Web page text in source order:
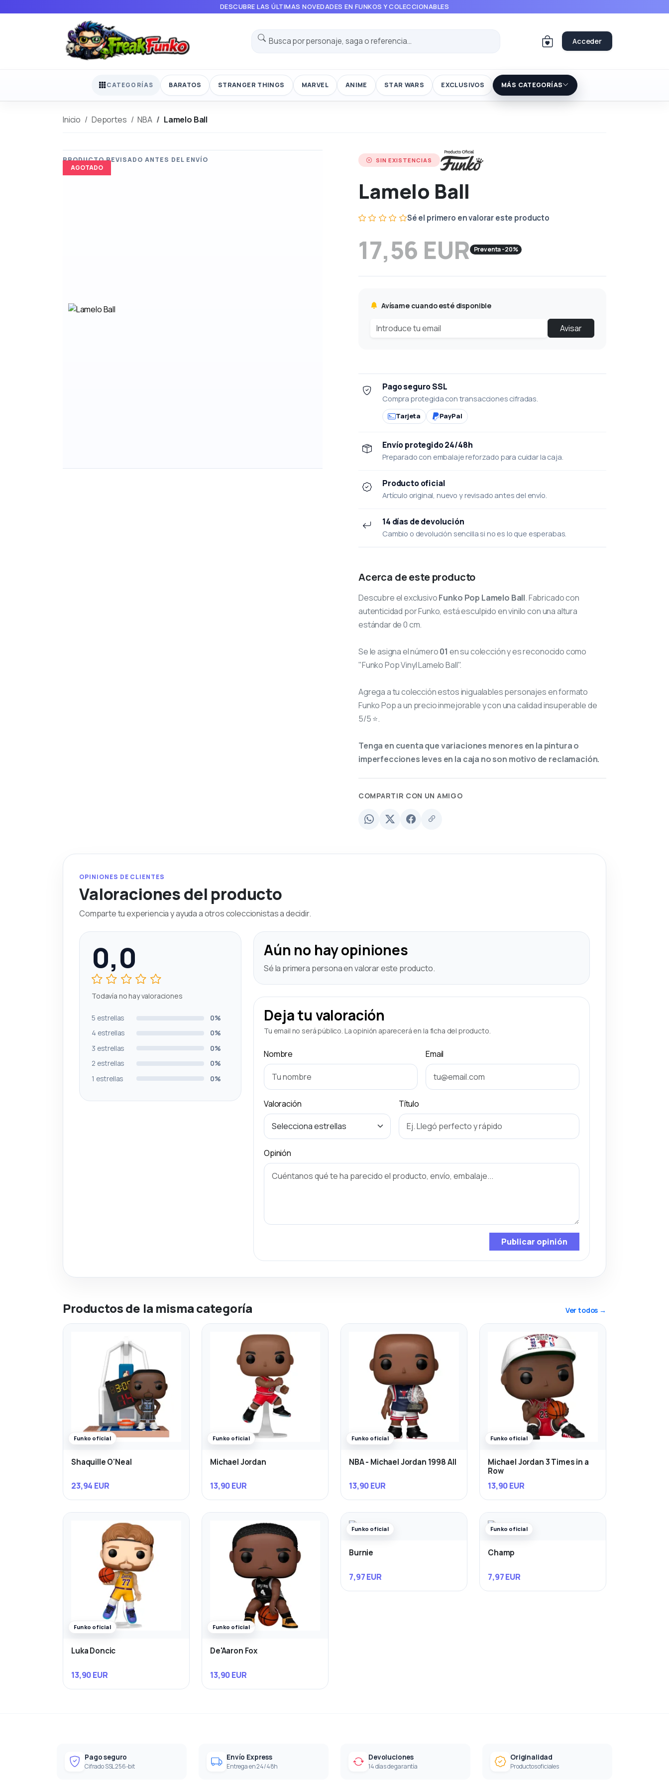
DESCUBRE LAS ÚLTIMAS NOVEDADES EN FUNKOS Y COLECCIONABLES
Acceder
CATEGORÍAS BARATOS STRANGER THINGS MARVEL ANIME STAR WARS EXCLUSIVOS MÁS CATEGORÍAS
Inicio Deportes NBA Lamelo Ball
AGOTADO
SIN EXISTENCIAS
Lamelo Ball
Sé el primero en valorar este producto
17,56 EUR Preventa -20%
Avísame cuando esté disponible
Avisar
Pago seguro SSL
Compra protegida con transacciones cifradas.
Tarjeta PayPal
Envío protegido 24/48h
Preparado con embalaje reforzado para cuidar la caja.
Producto oficial
Artículo original, nuevo y revisado antes del envío.
14 días de devolución
Cambio o devolución sencilla si no es lo que esperabas.
Acerca de este producto
Descubre el exclusivoFunko Pop Lamelo Ball. Fabricado con
autenticidad por Funko, está esculpido en vinilo con una altura
estándar de 0 cm.
Se le asigna el número01 en su colección y es reconocido como
"Funko Pop Vinyl Lamelo Ball".
Agrega a tu colección estos inigualables personajes en formato
Funko Pop a un precio inmejorable y con una calidad insuperable de
5/5 ⭐.
Tenga en cuenta que variaciones menores en la pintura o
imperfecciones leves en la caja no son motivo de reclamación.
COMPARTIR CON UN AMIGO
OPINIONES DE CLIENTES
Valoraciones del producto
Comparte tu experiencia y ayuda a otros coleccionistas a decidir.
0,0
Todavía no hay valoraciones
5 estrellas
0%
4 estrellas
0%
3 estrellas
0%
2 estrellas
0%
1 estrellas
0%
Aún no hay opiniones
Sé la primera persona en valorar este producto.
Deja tu valoración
Tu email no será público. La opinión aparecerá en la ficha del producto.
Nombre Email
Valoración Título
Opinión
Publicar opinión
Productos de la misma categoría Ver todos →
Funko oficial
Shaquille O'Neal
23,94 EUR
Funko oficial
Michael Jordan
13,90 EUR
Funko oficial
NBA - Michael Jordan 1998 All
13,90 EUR
Funko oficial
Michael Jordan 3 Times in a
Row
13,90 EUR
Funko oficial
Luka Doncic
13,90 EUR
Funko oficial
De'Aaron Fox
13,90 EUR
Funko oficial
Burnie
7,97 EUR
Funko oficial
Champ
7,97 EUR
Pago seguro
Cifrado SSL 256-bit
Envío Express
Entrega en 24/48h
Devoluciones
14 días de garantía
Originalidad
Productos oficiales